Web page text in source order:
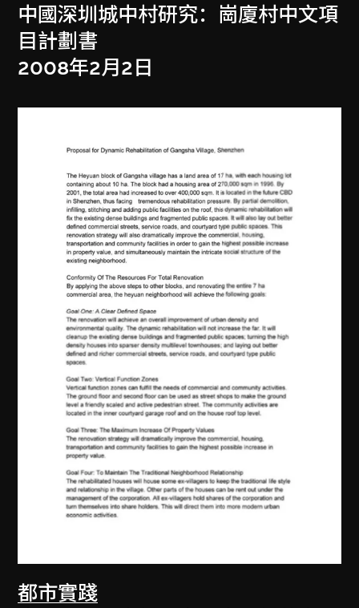
中國深圳城中村研究：崗廈村中文項
目計劃書
2008年2月2日
都市實踐